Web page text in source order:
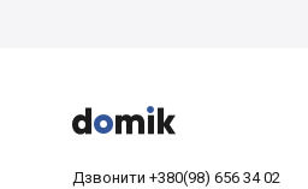



Дзвонити +380(98) 656 34 02